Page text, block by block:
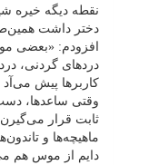
نقطه دیگه خیره
دختر داشت
افزودم: «بعضی
دردهای گردنی،
کاربرها پیش می‌آد
وقتی ساعدها،
ثابت قرار
ماهیچه‌ها و
دایم از موس هم